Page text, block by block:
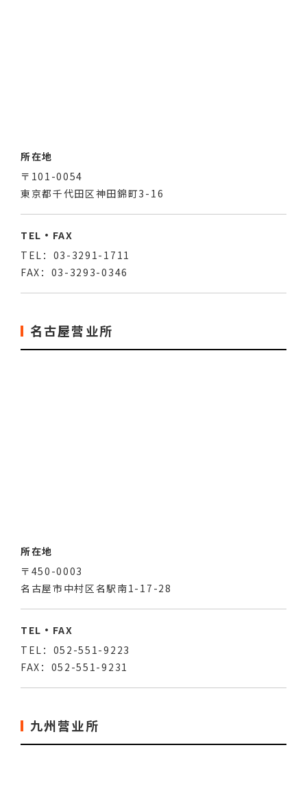
所在地
〒101-0054
東京都千代田区神田錦町3-16
TEL・FAX
TEL：03-3291-1711
FAX：03-3293-0346
名古屋营业所
所在地
〒450-0003
名古屋市中村区名駅南1-17-28
TEL・FAX
TEL：052-551-9223
FAX：052-551-9231
九州营业所